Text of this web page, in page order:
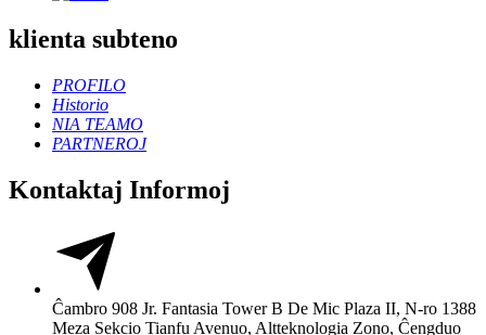
klienta subteno
PROFILO
Historio
NIA TEAMO
PARTNEROJ
Kontaktaj Informoj
Ĉambro 908 Jr. Fantasia Tower B De Mic Plaza II, N-ro 1388
Meza Sekcio Tianfu Avenuo, Altteknologia Zono, Ĉengduo